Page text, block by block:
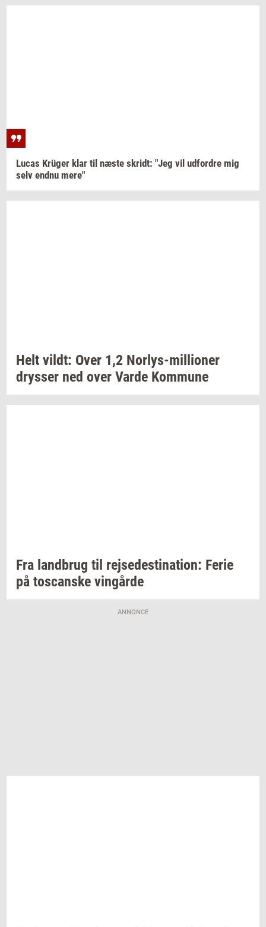
Lucas Krüger klar til næste skridt: "Jeg vil ud­for­dre mig
selv endnu mere"
Helt vildt: Over 1,2 Norlys-​millioner
drys­ser ned over Varde Kom­mu­ne
Fra land­brug til rej­se­desti­na­tion: Ferie
på toscan­ske vin­går­de
ANNONCE